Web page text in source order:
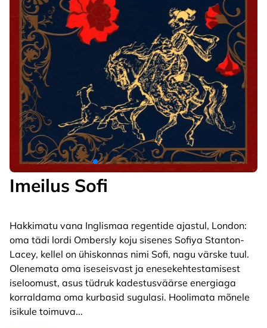
Imeilus Sofi
Hakkimatu vana Inglismaa regentide ajastul, London:
oma tädi lordi Ombersly koju sisenes Sofiya Stanton-
Lacey, kellel on ühiskonnas nimi Sofi, nagu värske tuul.
Olenemata oma iseseisvast ja enesekehtestamisest
iseloomust, asus tüdruk kadestusväärse energiaga
korraldama oma kurbasid sugulasi. Hoolimata mõnele
isikule toimuva...